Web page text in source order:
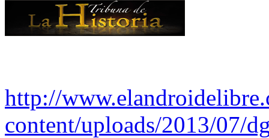
http://
content/uploads/2013/07/